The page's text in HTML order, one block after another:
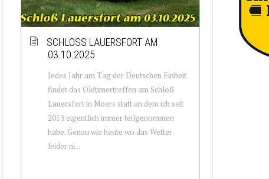
SCHLOSS LAUERSFORT AM
03.10.2025
Jedes Jahr am Tag der Deutschen Einheit
findet das Oldtimertreffen am Schloß
Lauersfort in Moers statt an dem ich seit
2013 eigentlich immer teilgenommen
habe. Genau wie heute wo das Wetter
leider ni...